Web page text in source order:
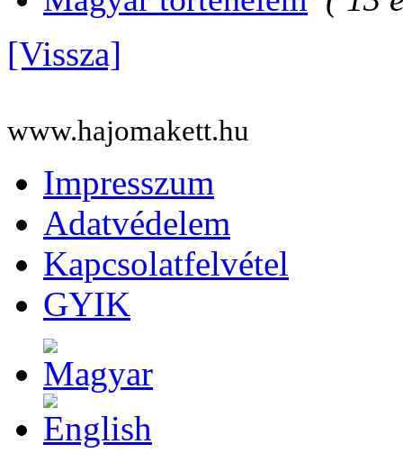
[Vissza]
www.hajomakett.hu
Impresszum
Adatvédelem
Kapcsolatfelvétel
GYIK